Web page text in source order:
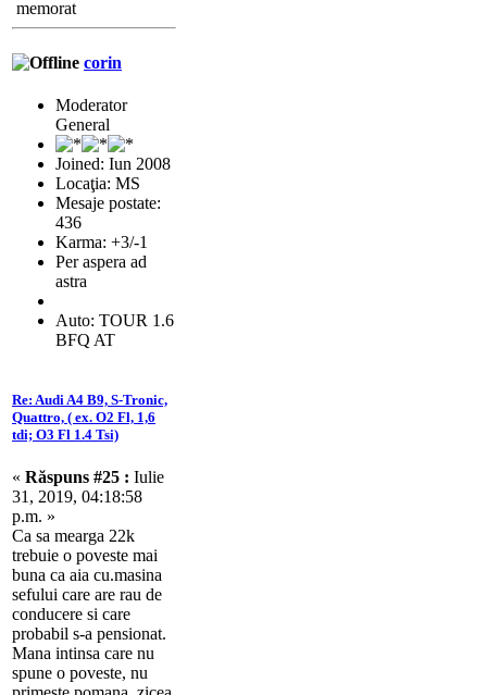
memorat
corin
Moderator
General
Joined: Iun 2008
Locaţia: MS
Mesaje postate:
436
Karma: +3/-1
Per aspera ad
astra
Auto: TOUR 1.6
BFQ AT
Re: Audi A4 B9, S-Tronic,
Quattro, ( ex. O2 Fl, 1,6
tdi; O3 Fl 1.4 Tsi)
« Răspuns #25 : Iulie
31, 2019, 04:18:58
p.m. »
Ca sa mearga 22k
trebuie o poveste mai
buna ca aia cu.masina
sefului care are rau de
conducere si care
probabil s-a pensionat.
Mana intinsa care nu
spune o poveste, nu